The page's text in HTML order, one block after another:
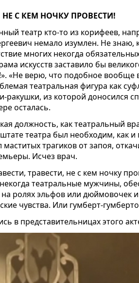
НЕ С КЕМ НОЧКУ ПРОВЕСТИ!
театр кто-то из корифеев,
немало изумлен. Не знаю,
многих некогда
искусств заставило бы
«Не верю, что подобное вообще
театральная фигура как
ракушки, из которой доносился
осталась.
должность, как театральный
театра был необходим, как
трагиков от запоя,
Исчез врач.
травести, не с кем ночку
театральные мужчины,
ролях эльфов или дюймовочек
чувства. Или гумберт-
в представительницах этого